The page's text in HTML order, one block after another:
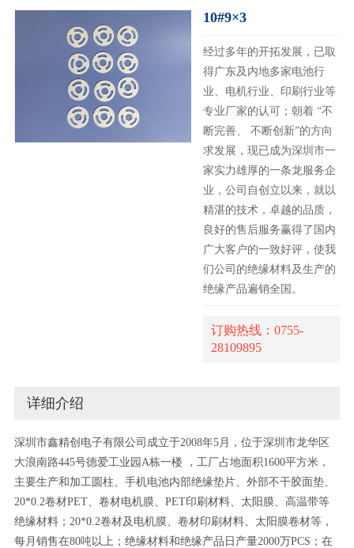
10#9×3
经过多年的开拓发展，已取
得广东及内地多家电池行
业、电机行业、印刷行业等
专业厂家的认可；朝着 “不
断完善、 不断创新”的方向
求发展，现已成为深圳市一
家实力雄厚的一条龙服务企
业，公司自创立以来，就以
精湛的技术，卓越的品质，
良好的售后服务赢得了国内
广大客户的一致好评，使我
们公司的绝缘材料及生产的
绝缘产品遍销全国。
订购热线：0755-
28109895
详细介绍
深圳市鑫精创电子有限公司成立于2008年5月，位于深圳市龙华区
大浪南路445号德爱工业园A栋一楼 ，工厂占地面积1600平方米，
主要生产和加工圆柱、手机电池内部绝缘垫片、外部不干胶面垫、
20*0.2卷材PET、卷材电机膜、PET印刷材料、太阳膜、高温带等
绝缘材料；20*0.2卷材及电机膜、卷材印刷材料、太阳膜卷材等，
每月销售在80吨以上；绝缘材料和绝缘产品日产量2000万PCS；在